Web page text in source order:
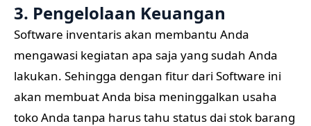
3. Pengelolaan Keuangan
Software inventaris akan membantu Anda
mengawasi kegiatan apa saja yang sudah Anda
lakukan. Sehingga dengan fitur dari Software ini
akan membuat Anda bisa meninggalkan usaha
toko Anda tanpa harus tahu status dai stok barang